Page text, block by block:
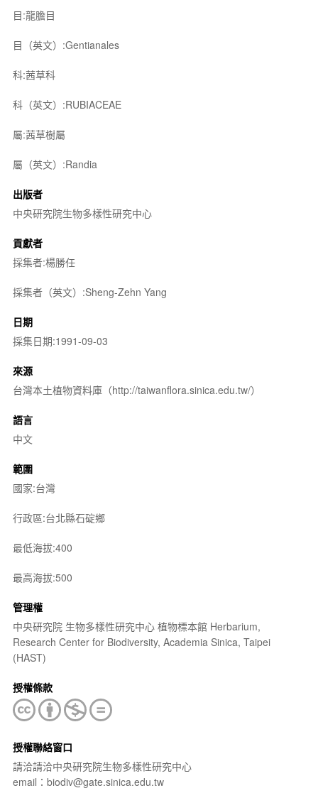
目:龍膽目
目（英文）:Gentianales
科:茜草科
科（英文）:RUBIACEAE
屬:茜草樹屬
屬（英文）:Randia
出版者
中央研究院生物多樣性研究中心
貢獻者
採集者:楊勝任
採集者（英文）:Sheng-Zehn Yang
日期
採集日期:1991-09-03
來源
台灣本土植物資料庫（http://taiwanflora.sinica.edu.tw/）
語言
中文
範圍
國家:台灣
行政區:台北縣石碇鄉
最低海拔:400
最高海拔:500
管理權
中央研究院 生物多樣性研究中心 植物標本館 Herbarium,
Research Center for Biodiversity, Academia Sinica, Taipei
(HAST)
授權條款
授權聯絡窗口
請洽請洽中央研究院生物多樣性研究中心
email：biodiv@gate.sinica.edu.tw